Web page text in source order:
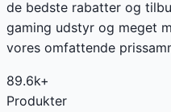
de bedste rabatter og
gaming udstyr og meget
vores omfattende
89.6k+
Produkter